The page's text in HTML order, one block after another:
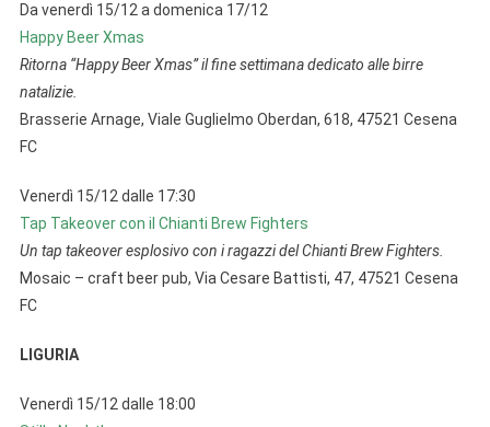
Da venerdì 15/12 a domenica 17/12
Happy Beer Xmas
Ritorna “Happy Beer Xmas” il fine settimana dedicato alle birre
natalizie.
Brasserie Arnage, Viale Guglielmo Oberdan, 618, 47521 Cesena
FC
Venerdì 15/12 dalle 17:30
Tap Takeover con il Chianti Brew Fighters
Un tap takeover esplosivo con i ragazzi del Chianti Brew Fighters.
Mosaic – craft beer pub, Via Cesare Battisti, 47, 47521 Cesena
FC
LIGURIA
Venerdì 15/12 dalle 18:00